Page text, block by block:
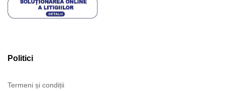
Politici
Termeni și condiții